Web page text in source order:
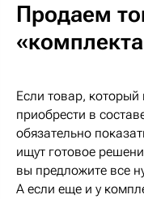
Продаем
Если товар,
приобрести в
обязательно
ищут готовое
вы предложите все
А если еще и у